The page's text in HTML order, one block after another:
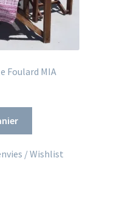
Foulard MIA
/ Wishlist